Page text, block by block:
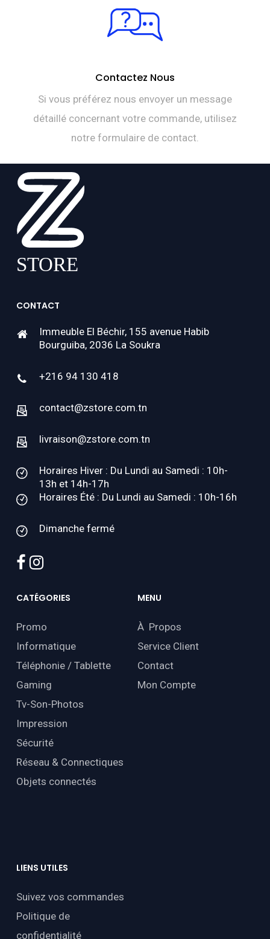
Contactez Nous
Si vous préférez nous envoyer un message
détaillé concernant votre commande, utilisez
notre formulaire de contact.
CONTACT
Immeuble El Béchir, 155 avenue Habib
Bourguiba, 2036 La Soukra
+216 94 130 418
contact@zstore.com.tn
livraison@zstore.com.tn
Horaires Hiver : Du Lundi au Samedi : 10h-
13h et 14h-17h
Horaires Été : Du Lundi au Samedi : 10h-16h
Dimanche fermé
facebook
instagram
CATÉGORIES
Promo
Informatique
Téléphonie / Tablette
Gaming
Tv-Son-Photos
Impression
Sécurité
Réseau & Connectiques
Objets connectés
MENU
À Propos
Service Client
Contact
Mon Compte
LIENS UTILES
Suivez vos commandes
Politique de
confidentialité